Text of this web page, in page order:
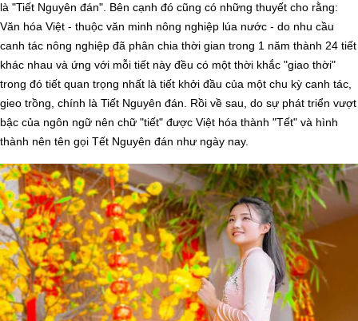
là "Tiết Nguyên đán". Bên cạnh đó cũng có những thuyết cho rằng:
Văn hóa Việt - thuộc văn minh nông nghiệp lúa nước - do nhu cầu
canh tác nông nghiệp đã phân chia thời gian trong 1 năm thành 24 tiết
khác nhau và ứng với mỗi tiết này đều có một thời khắc "giao thời"
trong đó tiết quan trọng nhất là tiết khởi đầu của một chu kỳ canh tác,
gieo trồng, chính là Tiết Nguyên đán. Rồi về sau, do sự phát triển vượt
bậc của ngôn ngữ nên chữ "tiết" được Việt hóa thành "Tết" và hình
thành nên tên gọi Tết Nguyên đán như ngày nay.